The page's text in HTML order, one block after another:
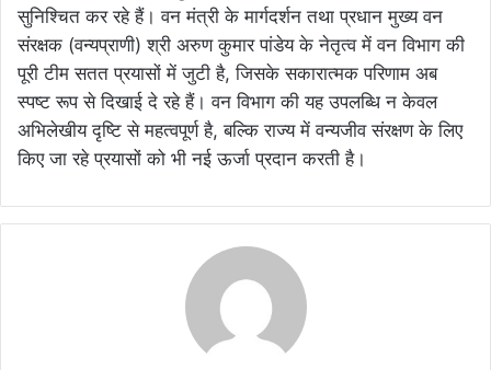
सुनिश्चित कर रहे हैं। वन मंत्री के मार्गदर्शन तथा प्रधान मुख्य वन
संरक्षक (वन्यप्राणी) श्री अरुण कुमार पांडेय के नेतृत्व में वन विभाग की
पूरी टीम सतत प्रयासों में जुटी है, जिसके सकारात्मक परिणाम अब
स्पष्ट रूप से दिखाई दे रहे हैं। वन विभाग की यह उपलब्धि न केवल
अभिलेखीय दृष्टि से महत्वपूर्ण है, बल्कि राज्य में वन्यजीव संरक्षण के लिए
किए जा रहे प्रयासों को भी नई ऊर्जा प्रदान करती है।